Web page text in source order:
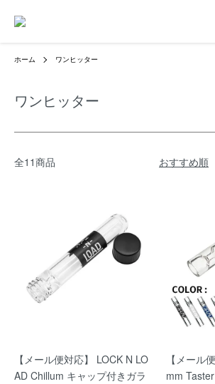
ホーム ワンヒッター
ワンヒッター
全11商品 おすすめ順
【メール便対応】 LOCK N LO
AD Chillum キャップ付きガラ
【メール
mm